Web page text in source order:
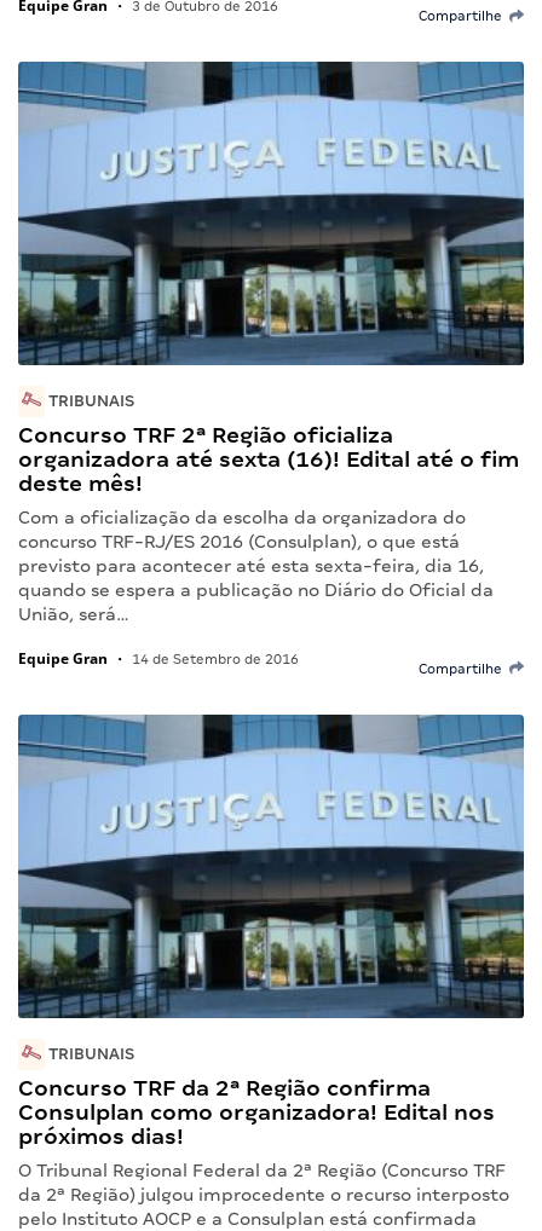
Equipe Gran • 3 de Outubro de 2016
Compartilhe
TRIBUNAIS
Concurso TRF 2ª Região oficializa
organizadora até sexta (16)! Edital até o fim
deste mês!
Com a oficialização da escolha da organizadora do
concurso TRF-RJ/ES 2016 (Consulplan), o que está
previsto para acontecer até esta sexta-feira, dia 16,
quando se espera a publicação no Diário do Oficial da
União, será…
Equipe Gran • 14 de Setembro de 2016
Compartilhe
TRIBUNAIS
Concurso TRF da 2ª Região confirma
Consulplan como organizadora! Edital nos
próximos dias!
O Tribunal Regional Federal da 2ª Região (Concurso TRF
da 2ª Região) julgou improcedente o recurso interposto
pelo Instituto AOCP e a Consulplan está confirmada